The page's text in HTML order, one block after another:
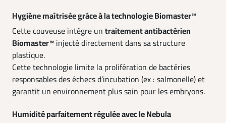
Hygiène maîtrisée grâce à la technologie Biomaster™
Cette couveuse intègre un traitement antibactérien
Biomaster™ injecté directement dans sa structure
plastique.
Cette technologie limite la prolifération de bactéries
responsables des échecs d’incubation (ex : salmonelle) et
garantit un environnement plus sain pour les embryons.
Humidité parfaitement régulée avec le Nebula